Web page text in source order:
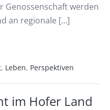
Genossenschaft werden
an regionale […]
, Leben, Perspektiven
im Hofer Land